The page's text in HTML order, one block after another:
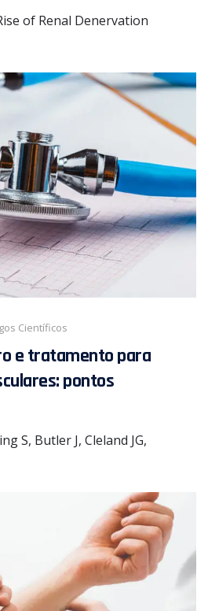
of Renal Denervation
Científicos
e tratamento para
pontos
S, Butler J, Cleland JG,